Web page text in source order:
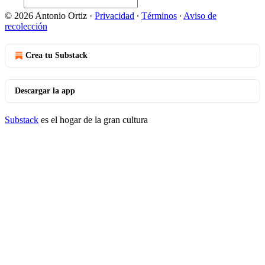
© 2026 Antonio Ortiz · Privacidad ∙ Términos ∙ Aviso de
recolección
Crea tu Substack
Descargar la app
Substack es el hogar de la gran cultura